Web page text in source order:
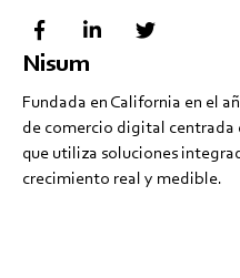
Nisum
Fundada en California en el
de comercio digital centrada
que utiliza soluciones
crecimiento real y medible.